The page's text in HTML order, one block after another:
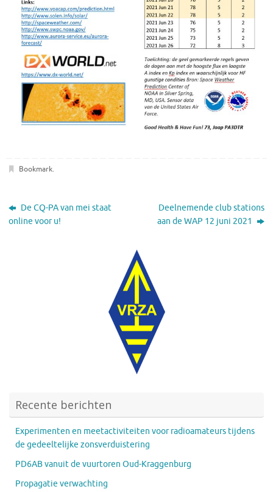
Bookmark.
De CQ-PA van mei staat
online voor u!
Deelnemende club stations
aan de WAP 12 juni 2021
Recente berichten
Experimenten en meetactiviteiten voor radioamateurs tijdens
de gedeeltelijke zonsverduistering
PD6AB vanuit de vuurtoren Oud-Kraggenburg
Propagatie verwachting